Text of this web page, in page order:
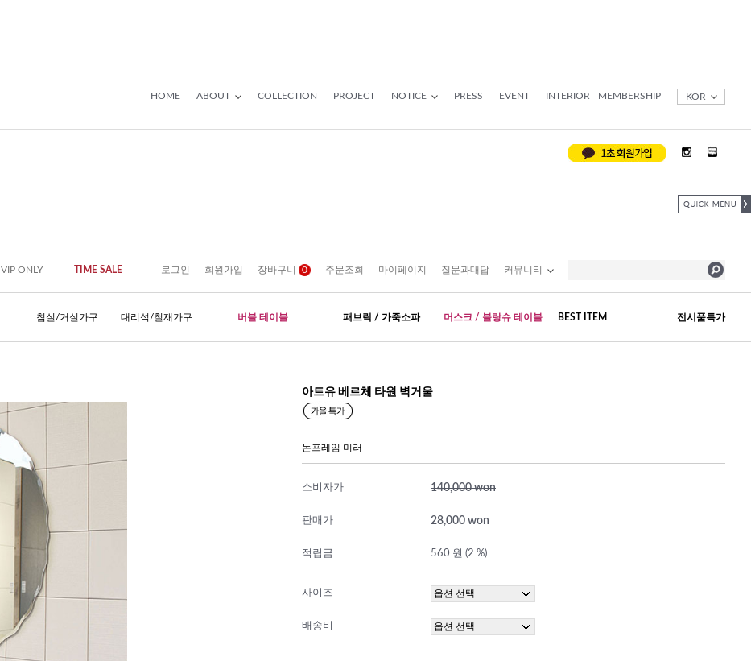
HOME ABOUT COLLECTION PROJECT NOTICE PRESS EVENT INTERIOR MEMBERSHIP KOR
VIP ONLY TIME SALE 로그인 회원가입 장바구니 0 주문조회 마이페이지 질문과대답 커뮤니티
침실/거실가구 대리석/철재가구 버블 테이블 패브릭 / 가죽소파 머스크 / 블랑슈 테이블 BEST ITEM 전시품특가
아트유 베르체 타원 벽거울
논프레임 미러
소비자가 140,000 won
판매가 28,000 won
적립금 560 원 (2 %)
사이즈
배송비